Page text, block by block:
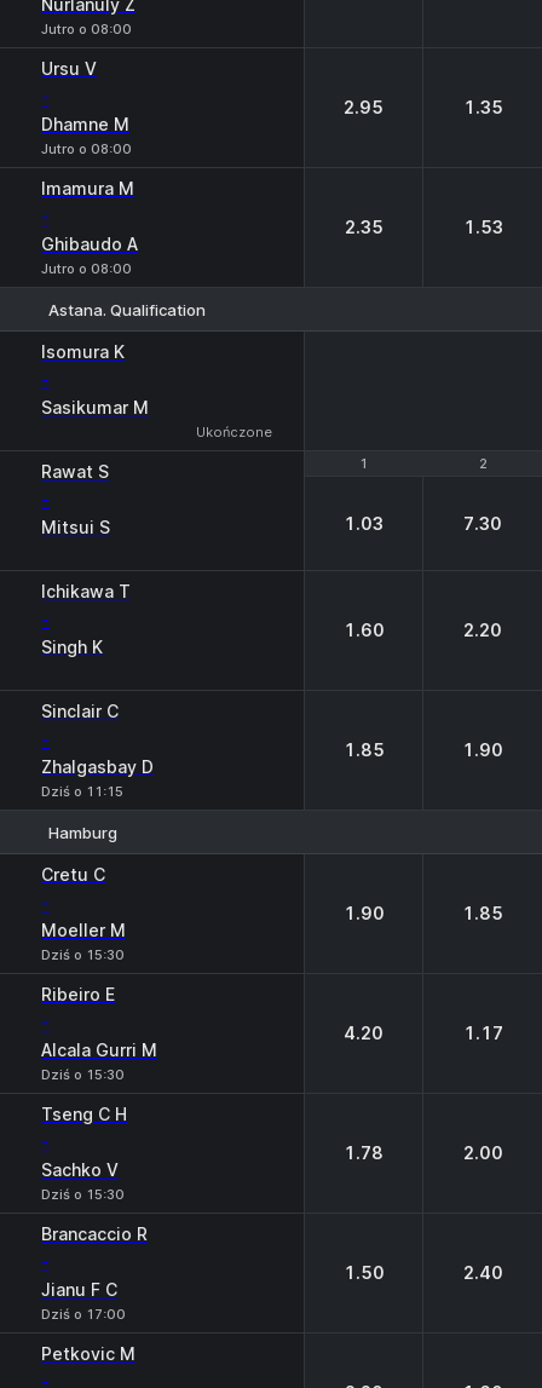
Nurlanuly Z
Jutro o 08:00
Ursu V
-
Dhamne M
Jutro o 08:00
2.95 1.35
Imamura M
-
Ghibaudo A
Jutro o 08:00
2.35 1.53
Astana. Qualification
Isomura K
-
Sasikumar M
Ukończone
1
2
Rawat S
-
Mitsui S
1 2
1.03 7.30
Ichikawa T
-
Singh K
1.60 2.20
Sinclair C
-
Zhalgasbay D
Dziś o 11:15
1.85 1.90
Hamburg
Cretu C
-
Moeller M
Dziś o 15:30
1.90 1.85
Ribeiro E
-
Alcala Gurri M
Dziś o 15:30
4.20 1.17
Tseng C H
-
Sachko V
Dziś o 15:30
1.78 2.00
Brancaccio R
-
Jianu F C
Dziś o 17:00
1.50 2.40
Petkovic M
-